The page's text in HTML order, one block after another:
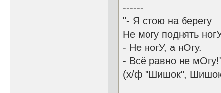
------
"- Я стою на берегу
Не могу поднять
- Не ногУ, а нОгу.
- Всё равно не
(х/ф "Шишок",